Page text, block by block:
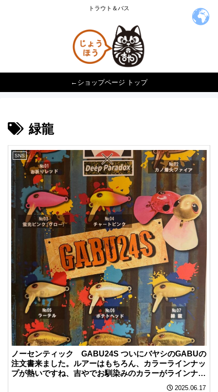
トラウト＆バス
←ショップページ トップ
緑龍
SNS
ノーセンティック GABU24S ついにバヤシのGABUの
注文書来ました。ルアーはもちろん、カラーラインナッ
プが熱いですね、吉やでお馴染みのカラーがラインナッ
プに含まれてますね。他のカラーもいけてるカラーがめ
2025.06.17